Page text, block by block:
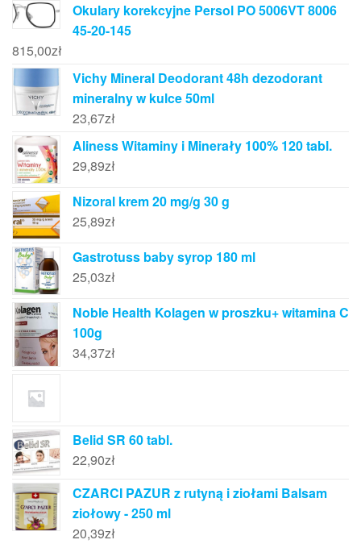
Okulary korekcyjne Persol PO 5006VT 8006
45-20-145
815,00zł
Vichy Mineral Deodorant 48h dezodorant
mineralny w kulce 50ml
23,67zł
Aliness Witaminy i Minerały 100% 120 tabl.
29,89zł
Nizoral krem 20 mg/g 30 g
25,89zł
Gastrotuss baby syrop 180 ml
25,03zł
Noble Health Kolagen w proszku+ witamina C
100g
34,37zł
Belid SR 60 tabl.
22,90zł
CZARCI PAZUR z rutyną i ziołami Balsam
ziołowy - 250 ml
20,39zł